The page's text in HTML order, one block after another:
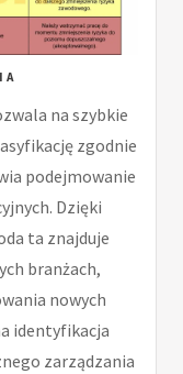
na szybkie
zgodnie
podejmowanie
Dzięki
ta znajduje
branżach,
nowych
identyfikacja
zarządzania